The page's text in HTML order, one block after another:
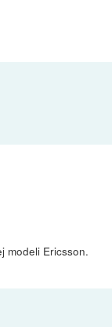
modeli Ericsson.